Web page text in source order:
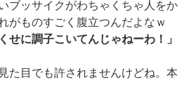
ブッサイクがわちゃくちゃ人をか
がものすごく腹立つんだよなｗ
せに調子こいてんじゃねーわ！」
た目でも許されませんけどね。本